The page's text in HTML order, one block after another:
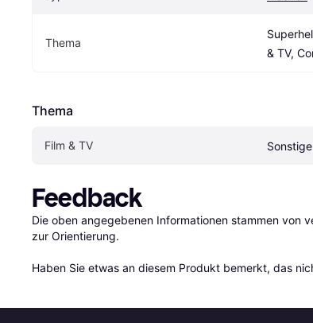
Thema
& TV,
Thema
Film & TV
Feedback
Die oben angegebenen Informationen stammen von
zur Orientierung.
Haben Sie etwas an diesem Produkt bemerkt, das